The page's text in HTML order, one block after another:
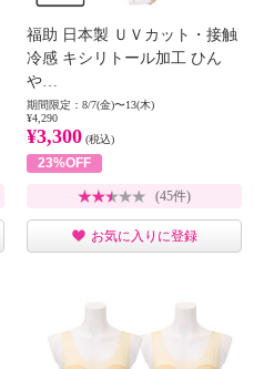
福助 日本製 ＵＶカット・接触
冷感 キシリトール加工 ひん
や…
期間限定：8/7(金)〜13(木)
¥4,290
¥3,300 (税込)
23%OFF
(45件)
お気に入りに登録